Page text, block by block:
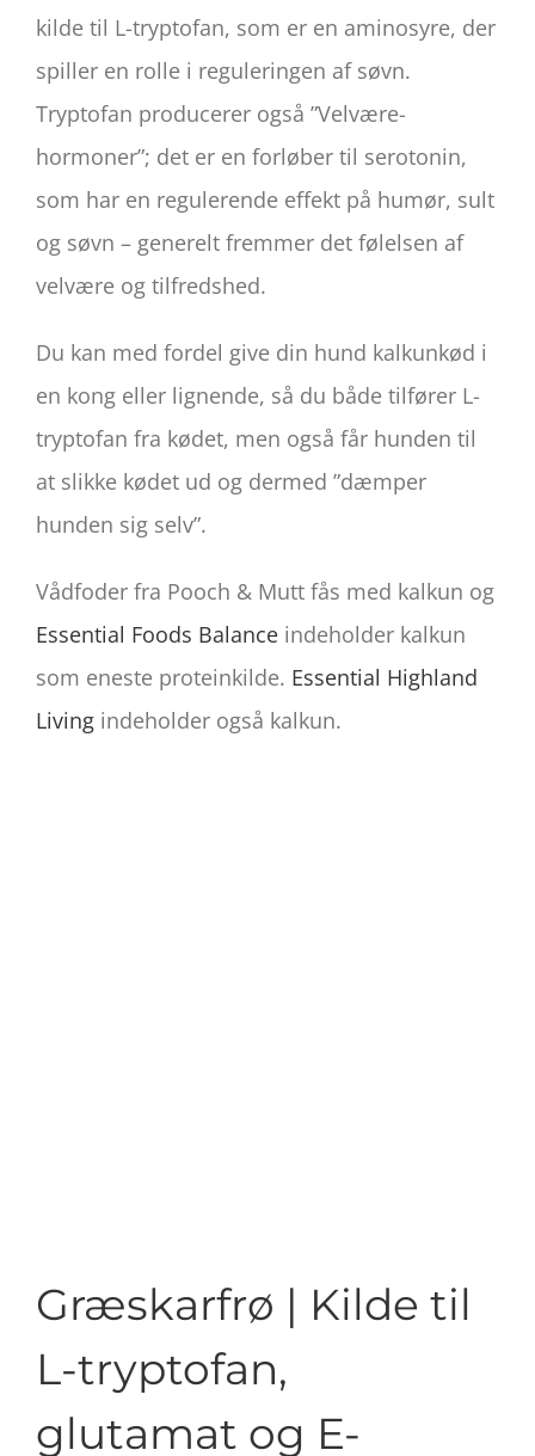
kilde til L-tryptofan, som er en aminosyre, der
spiller en rolle i reguleringen af søvn.
Tryptofan producerer også ”Velvære-
hormoner”; det er en forløber til serotonin,
som har en regulerende effekt på humør, sult
og søvn – generelt fremmer det følelsen af
velvære og tilfredshed.
Du kan med fordel give din hund kalkunkød i
en kong eller lignende, så du både tilfører L-
tryptofan fra kødet, men også får hunden til
at slikke kødet ud og dermed ”dæmper
hunden sig selv”.
Vådfoder fra Pooch & Mutt fås med kalkun og
Essential Foods Balance indeholder kalkun
som eneste proteinkilde. Essential Highland
Living indeholder også kalkun.
Græskarfrø | Kilde til
L-tryptofan,
glutamat og E-